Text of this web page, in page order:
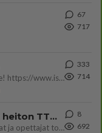
67
717
Nyt menee kissalan poikien touhu liian pitkälle! https://www.is.fi/kotimaa/art-2000012193221.html Karu video mopomiiti
333
714
Ernest Lawson täräytti erikoisen heiton TTK-lehdistötilaisuudessa: " Onko tässä tarkoituksena...?"
Ernest Lawson esitteli uudet TTK-tähtioppilaat ja opettajat torstaina 6.8. lehdistölle. Tulevalla kaudella on yksi hausk
8
692